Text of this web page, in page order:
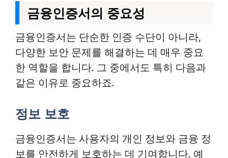
금융인증서의 중요성
금융인증서는 단순한 인증 수단이 아니라,
다양한 보안 문제를 해결하는 데 매우 중요
한 역할을 합니다. 그 중에서도 특히 다음과
같은 이유로 중요하죠.
정보 보호
금융인증서는 사용자의 개인 정보와 금융 정
보를 안전하게 보호하는 데 기여합니다. 예